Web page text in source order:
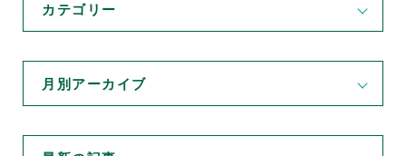
カテゴリー
月別アーカイブ